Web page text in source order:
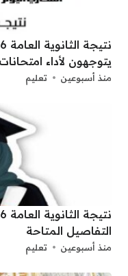
يتوجهون لأداء
منذ أسبوعين تعليم
التفاصيل المتاحة
منذ أسبوعين تعليم